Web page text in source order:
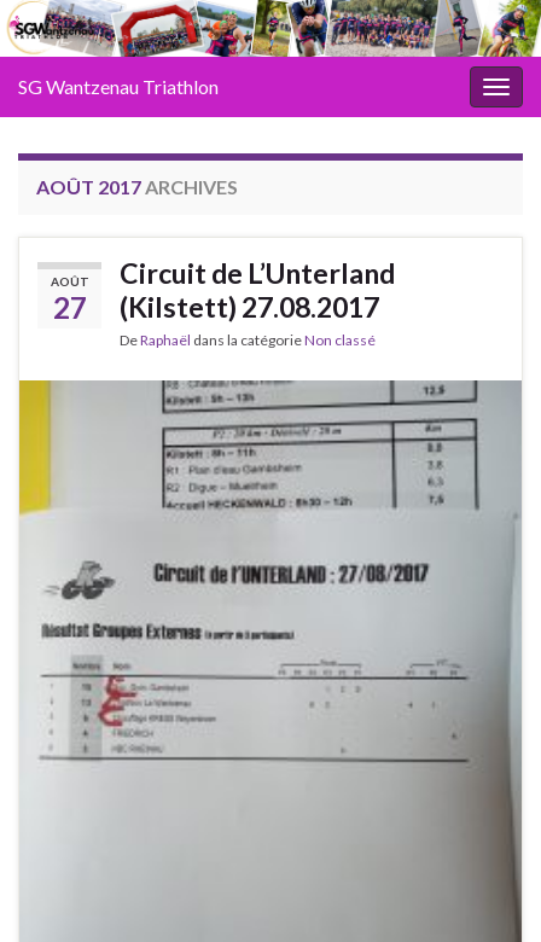
SG Wantzenau Triathlon
AOÛT 2017 ARCHIVES
AOÛT
27
Circuit de L’Unterland
(Kilstett) 27.08.2017
DeRaphaël dans la catégorieNon classé